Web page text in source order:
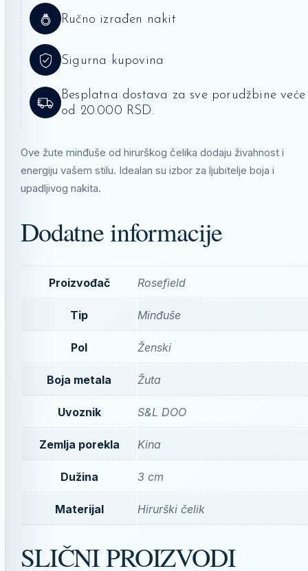
Ručno izrađen nakit
Sigurna kupovina
Besplatna dostava za sve porudžbine veće
od 20.000 RSD.
Ove žute minđuše od hirurškog čelika dodaju živahnost i
energiju vašem stilu. Idealan su izbor za ljubitelje boja i
upadljivog nakita.
Dodatne informacije
Proizvođač Rosefield
Tip Minđuše
Pol Ženski
Boja metala Žuta
Uvoznik S&L DOO
Zemlja porekla Kina
Dužina 3 cm
Materijal Hirurški čelik
SLIČNI PROIZVODI